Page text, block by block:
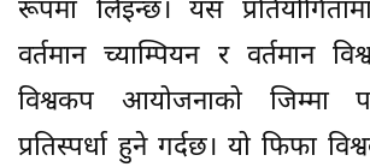
रूपमा लिइन्छ। यस
वर्तमान च्याम्पियन र वर्तमान
विश्वकप आयोजनाको जिम्मा
प्रतिस्पर्धा हुने गर्दछ। यो फिफा